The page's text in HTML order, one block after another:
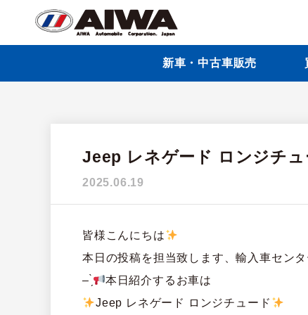
新車・中古車販売
Jeep レネゲード ロンジチ
2025.06.19
皆様こんにちは
本日の投稿を担当致します、輸入車セン
– ̗̀
本日紹介するお車は
Jeep レネゲード ロンジチュード